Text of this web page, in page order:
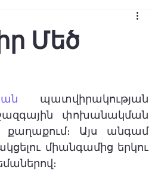
Մեծ
պատվիրակության
փոխանակման
քաղաքում։ Այս անգամ
միանգամից երկու